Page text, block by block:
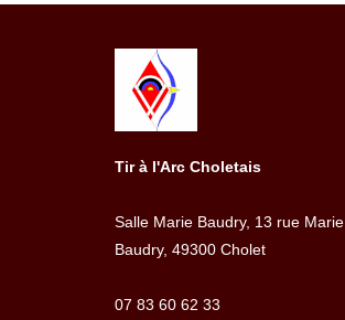
Tir à l'Arc Choletais
Salle Marie Baudry, 13 rue Marie
Baudry, 49300 Cholet
07 83 60 62 33